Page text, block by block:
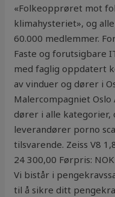
«Folkeopprøret mot
klimahysteriet», og
60.000 medlemmer.
Faste og forutsigbare
med faglig oppdatert
av vinduer og dører i
Malercompagniet
dører i alle kategorier,
leverandører porno
tilsvarende. Zeiss V8
24 300,00 Førpris:
Vi bistår i
til å sikre ditt